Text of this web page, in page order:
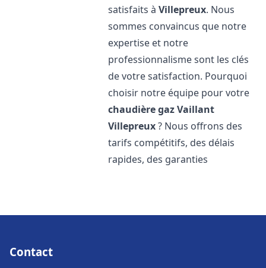
satisfaits àVillepreux. Nous
sommes convaincus que notre
expertise et notre
professionnalisme sont les clés
de votre satisfaction. Pourquoi
choisir notre équipe pour votre
chaudière gaz Vaillant
Villepreux? Nous offrons des
tarifs compétitifs, des délais
rapides, des garanties
Contact